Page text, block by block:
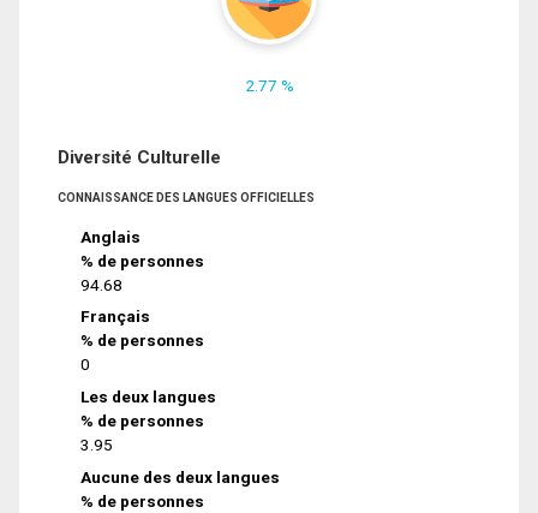
2.77 %
Diversité Culturelle
CONNAISSANCE DES LANGUES OFFICIELLES
Anglais
% de personnes
94.68
Français
% de personnes
0
Les deux langues
% de personnes
3.95
Aucune des deux langues
% de personnes